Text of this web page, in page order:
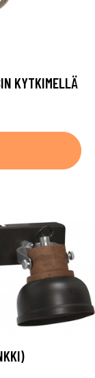
KYTKIMELLÄ